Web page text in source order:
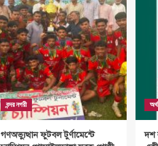
বন্দর নগরী
গণঅভ্যুত্থান ফুটবল টুর্ণামেন্টে
দশ